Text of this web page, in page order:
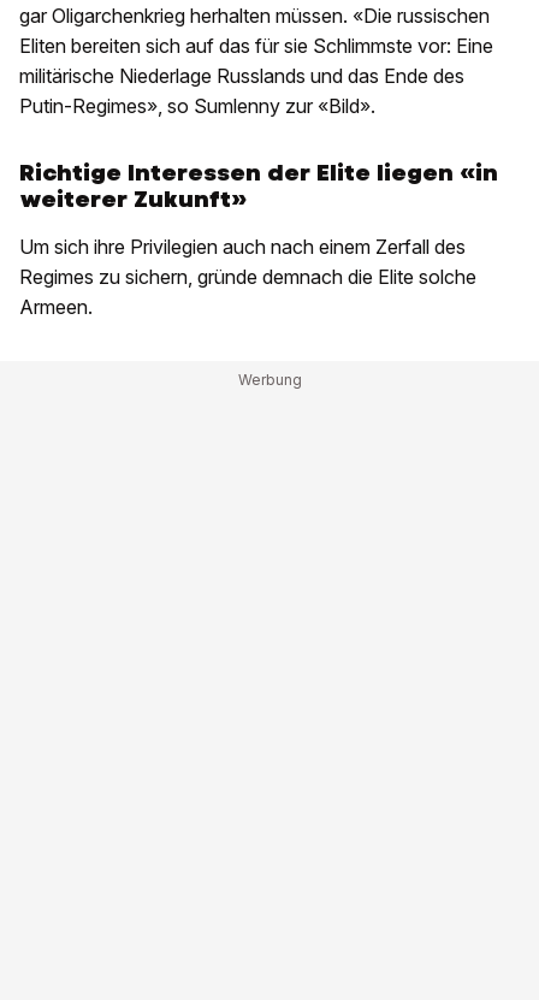
gar Oligarchenkrieg herhalten müssen. «Die russischen
Eliten bereiten sich auf das für sie Schlimmste vor: Eine
militärische Niederlage Russlands und das Ende des
Putin-Regimes», so Sumlenny zur «Bild».
Richtige Interessen der Elite liegen «in
weiterer Zukunft»
Um sich ihre Privilegien auch nach einem Zerfall des
Regimes zu sichern, gründe demnach die Elite solche
Armeen.